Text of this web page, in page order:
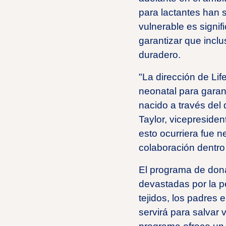
para lactantes han
vulnerable es
garantizar que
duradero.
"La dirección de
neonatal para
nacido a través del
Taylor,
esto ocurriera fue
colaboración
El programa de
devastadas por la
tejidos, los padres
servirá para salvar